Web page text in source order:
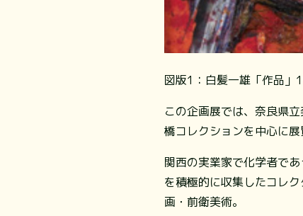
図版1：白髪一雄「作品」
この企画展では、奈良県
橋コレクションを中心に展
関西の実業家で化学者で
を積極的に収集したコレ
画・前衛美術。